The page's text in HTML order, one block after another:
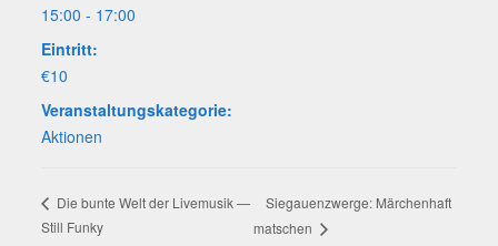
15:00 - 17:00
Eintritt:
€10
Veranstaltungskategorie:
Aktionen
Die bun­te Welt der Live­mu­sik —
Still Funky
Sie­gau­enzwer­ge: Mär­chen­haft
matschen